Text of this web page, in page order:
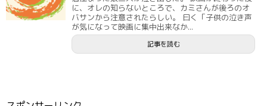
に、オレの知らないところで、カミさんが後ろのオ
バサンから注意されたらしい。 曰く「子供の泣き声
が気になって映画に集中出来なか...
記事を読む